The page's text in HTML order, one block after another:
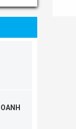
Thêm vào giỏ